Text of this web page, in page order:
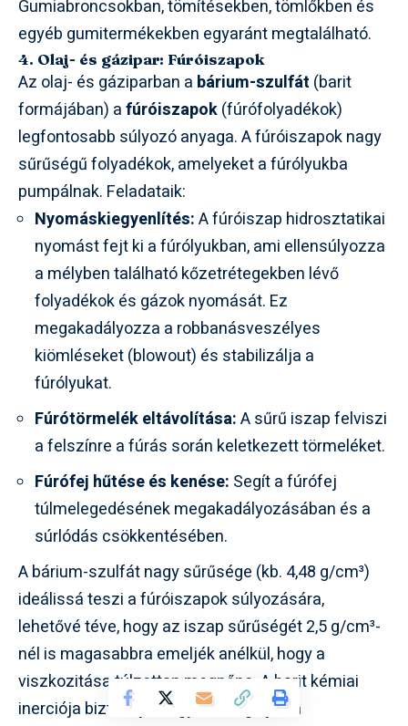
Gumiabroncsokban, tömítésekben, tömlőkben és
egyéb gumitermékekben egyaránt megtalálható.
4. Olaj- és gázipar: Fúróiszapok
Az olaj- és gáziparban a bárium-szulfát (barit
formájában) afúróiszapok(fúrófolyadékok)
legfontosabb súlyozó anyaga. A fúróiszapok nagy
sűrűségű folyadékok, amelyeket a fúrólyukba
pumpálnak. Feladataik:
Nyomáskiegyenlítés:A fúróiszap hidrosztatikai
nyomást fejt ki a fúrólyukban, ami ellensúlyozza
a mélyben található kőzetrétegekben lévő
folyadékok és gázok nyomását. Ez
megakadályozza a robbanásveszélyes
kiömléseket (blowout) és stabilizálja a
fúrólyukat.
Fúrótörmelék eltávolítása:A sűrű iszap felviszi
a felszínre a fúrás során keletkezett törmeléket.
Fúrófej hűtése és kenése: Segít a fúrófej
túlmelegedésének megakadályozásában és a
súrlódás csökkentésében.
A bárium-szulfát nagy sűrűsége (kb. 4,48 g/cm³)
ideálissá teszi a fúróiszapok súlyozására,
lehetővé téve, hogy az iszap sűrűségét 2,5 g/cm³-
nél is magasabbra emeljék anélkül, hogy a
viszkozitása túlzottan megnőne. A barit kémiai
inerciója biztosítja, hogy ne reagáljon a